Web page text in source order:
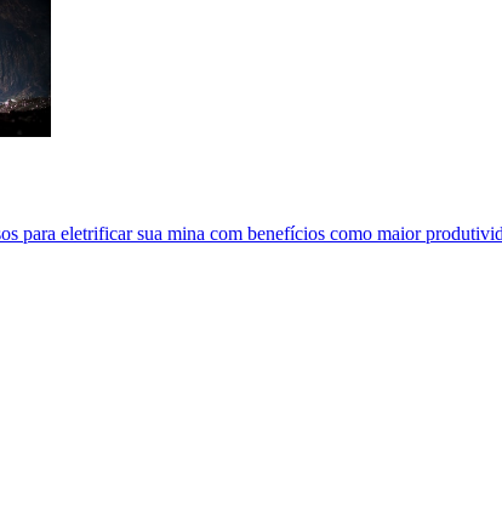
para eletrificar sua mina com benefícios como maior